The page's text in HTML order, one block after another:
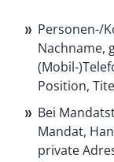
Personen-/
Nachname,
(Mobil-
Position,
Bei
Mandat,
private